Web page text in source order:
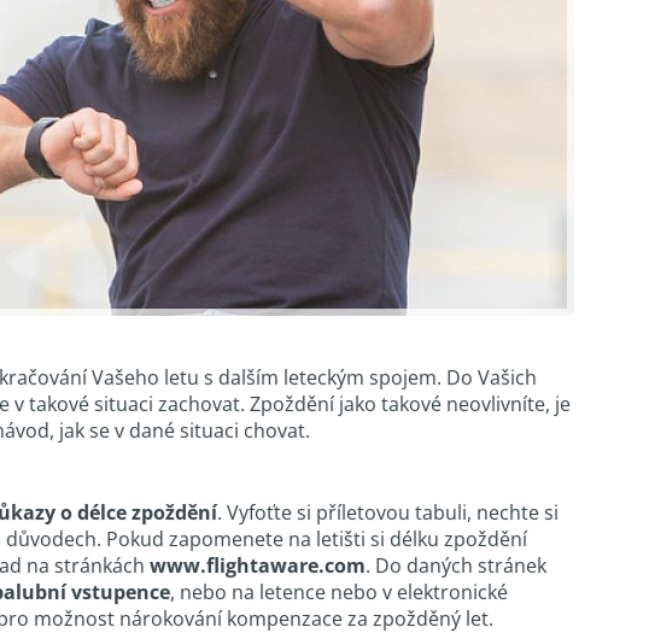
Vašeho letu s dalším leteckým spojem. Do Vašich
takové situaci zachovat. Zpoždění jako takové neovlivníte, je
jak se v dané situaci chovat.
o délce zpoždění. Vyfoťte si příletovou tabuli, nechte si
Pokud zapomenete na letišti si délku zpoždění
na stránkách www.flightaware.com. Do daných stránek
vstupence, nebo na letence nebo v elektronické
možnost nárokování kompenzace za zpožděný let.